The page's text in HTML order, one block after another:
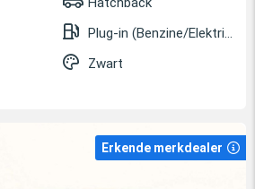
Plug-in (Benzine/Elektrisch)
Zwart
Erkende merkdealer